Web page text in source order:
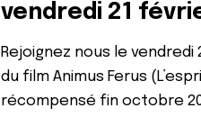
vendredi 21
Rejoignez nous le
du film Animus Ferus
récompensé fin octobre